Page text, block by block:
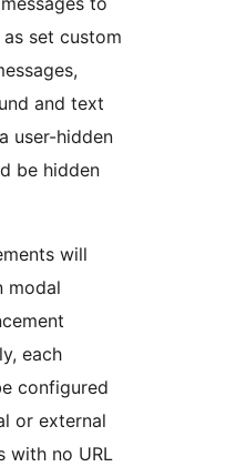
set custom
and text
user-hidden
be hidden
will
modal
each
configured
or external
with no URL